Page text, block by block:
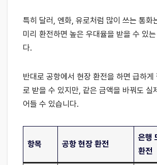
특히 달러, 엔화, 유로처럼 많이 쓰는 통화
미리 환전하면 높은 우대율을 받을 수 있
다.
반대로 공항에서 현장 환전을 하면 급하게
로 받을 수 있지만, 같은 금액을 바꿔도 실
어들 수 있습니다.
항목 공항 현장 환전
은행
환전